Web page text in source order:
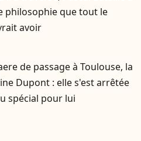
philosophie que tout le
avoir
de passage à Toulouse, la
Dupont : elle s'est arrêtée
spécial pour lui